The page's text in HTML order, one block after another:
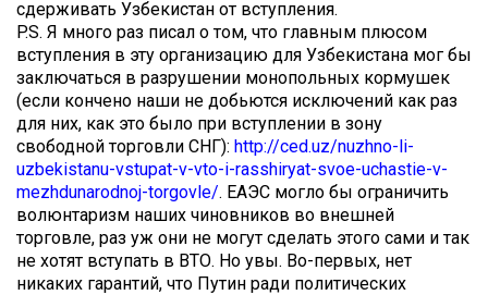
сдерживать Узбекистан от вступления.
P.S. Я много раз писал о том, что главным плюсом
вступления в эту организацию для Узбекистана мог бы
заключаться в разрушении монопольных кормушек
(если кончено наши не добьются исключений как раз
для них, как это было при вступлении в зону
свободной торговли СНГ): ⁠http⁠://ced.uz/nuzhno-li-
uzbekistanu-vstupat-v-vto-i-rasshiryat-svoe-uchastie-v-
mezhdunarodnoj-torgovle/. ЕАЭС могло бы ограничить
волюнтаризм наших чиновников во внешней
торговле, раз уж они не могут сделать этого сами и так
не хотят вступать в ВТО. Но увы. Во-первых, нет
никаких гарантий, что Путин ради политических